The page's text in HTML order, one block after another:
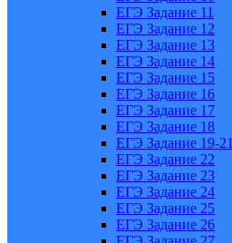
ЕГЭ Задание 11
ЕГЭ Задание 12
ЕГЭ Задание 13
ЕГЭ Задание 14
ЕГЭ Задание 15
ЕГЭ Задание 16
ЕГЭ Задание 17
ЕГЭ Задание 18
ЕГЭ Задание 19-21
ЕГЭ Задание 22
ЕГЭ Задание 23
ЕГЭ Задание 24
ЕГЭ Задание 25
ЕГЭ Задание 26